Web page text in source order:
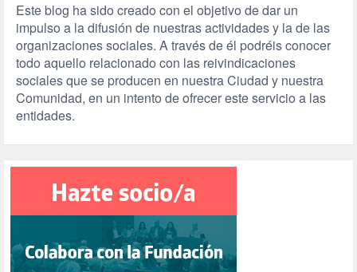
Este blog ha sido creado con el objetivo de dar un
impulso a la difusión de nuestras actividades y la de las
organizaciones sociales. A través de él podréis conocer
todo aquello relacionado con las reivindicaciones
sociales que se producen en nuestra Ciudad y nuestra
Comunidad, en un intento de ofrecer este servicio a las
entidades.